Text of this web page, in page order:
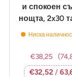
и спокоен
нощта, 2x30
Ниска
€38,25
€32,52/